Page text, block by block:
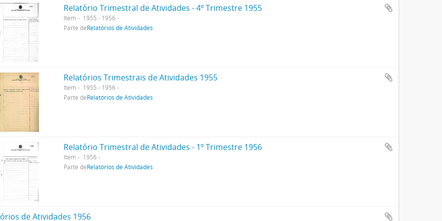
Relatório Trimestral de Atividades - 4º Trimestre 1955
Item
1955 - 1956
Parte deRelatórios de Atividades
Relatórios Trimestrais de Atividades 1955
Item
1955 - 1956
Parte deRelatórios de Atividades
Relatório Trimestral de Atividades - 1º Trimestre 1956
Item
1956
Parte deRelatórios de Atividades
de Atividades 1956